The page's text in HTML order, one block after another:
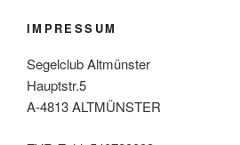
IMPRESSUM
Segelclub Altmünster
Hauptstr.5
A-4813 ALTMÜNSTER